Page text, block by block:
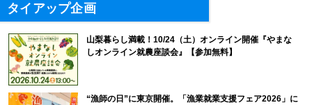
タイアップ企画
山梨暮らし満載！10/24（土）オンライン開催『やまな
しオンライン就農座談会』【参加無料】
“漁師の日”に東京開催。「漁業就業支援フェア2026」に